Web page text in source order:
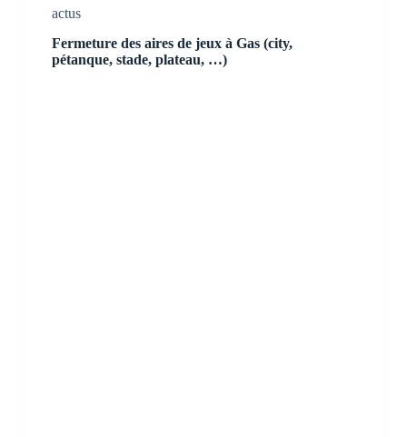
actus
Fermeture des aires de jeux à Gas (city,
pétanque, stade, plateau, …)